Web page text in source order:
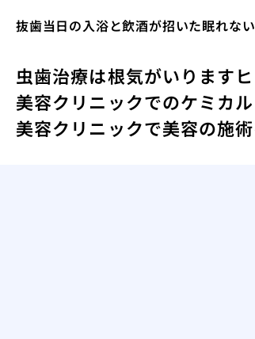
抜歯当日の入浴と飲酒が招いた眠れな
虫歯治療は根気がいります
美容クリニックでのケミカ
美容クリニックで美容の施